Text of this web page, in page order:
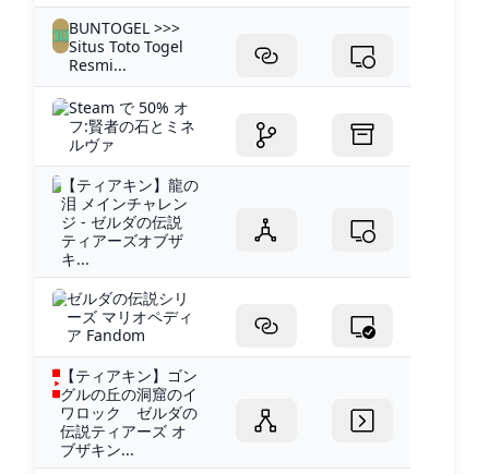
BUNTOGEL >>>
Situs Toto Togel
Resmi...
Steam で 50% オ
フ:賢者の石とミネ
ルヴァ
【ティアキン】龍の
泪 メインチャレン
ジ - ゼルダの伝説
ティアーズオブザ
キ...
ゼルダの伝説シリ
ーズ マリオペディ
ア Fandom
【ティアキン】ゴン
グルの丘の洞窟のイ
ワロック ゼルダの
伝説ティアーズ オ
ブザキン...